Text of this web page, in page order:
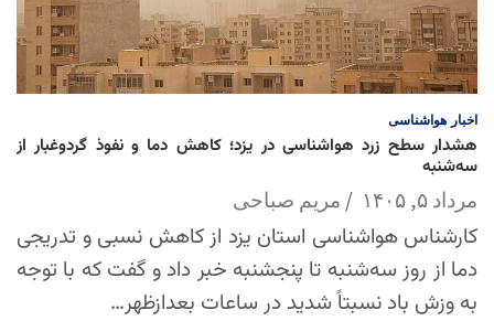
اخبار هواشناسی
هشدار سطح زرد هواشناسی در یزد؛ کاهش دما و نفوذ گردوغبار از
سه‌شنبه
مرداد ۵, ۱۴۰۵ مریم صباحی
کارشناس هواشناسی استان یزد از کاهش نسبی و تدریجی
دما از روز سه‌شنبه تا پنجشنبه خبر داد و گفت که با توجه
به وزش باد نسبتاً شدید در ساعات بعدازظهر…